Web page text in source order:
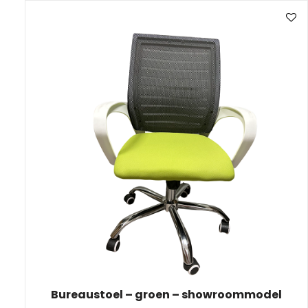
(24)
Techniek & Gereedschap(14)
Tuin & buitenleven(74)
Verlichting & Elektra(196)
Wonen & huishouden
Bureaustoel – groen – showroommodel